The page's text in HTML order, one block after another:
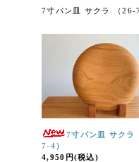
7寸パン皿 サクラ （26-
7寸パン皿 サクラ
7-4）
4,950円(税込)